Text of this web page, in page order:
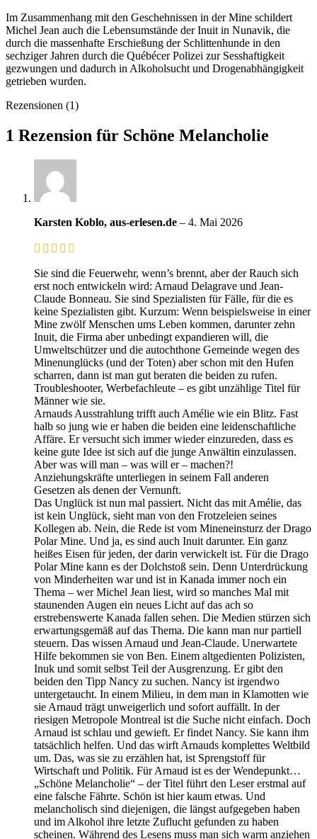
Im Zusammenhang mit den Geschehnissen in der Mine schildert
Michel Jean auch die Lebensumstände der Inuit in Nunavik, die
durch die massenhafte Erschießung der Schlittenhunde in den
sechziger Jahren durch die Québécer Polizei zur Sesshaftigkeit
gezwungen und dadurch in Alkoholsucht und Drogenabhängigkeit
getrieben wurden.
Rezensionen (1)
1 Rezension für Schöne Melancholie
Karsten Koblo, aus-erlesen.de – 4. Mai 2026
Sie sind die Feuerwehr, wenn’s brennt, aber der Rauch sich
erst noch entwickeln wird: Arnaud Delagrave und Jean-
Claude Bonneau. Sie sind Spezialisten für Fälle, für die es
keine Spezialisten gibt. Kurzum: Wenn beispielsweise in einer
Mine zwölf Menschen ums Leben kommen, darunter zehn
Inuit, die Firma aber unbedingt expandieren will, die
Umweltschützer und die autochthone Gemeinde wegen des
Minenunglücks (und der Toten) aber schon mit den Hufen
scharren, dann ist man gut beraten die beiden zu rufen.
Troubleshooter, Werbefachleute – es gibt unzählige Titel für
Männer wie sie.
Arnauds Ausstrahlung trifft auch Amélie wie ein Blitz. Fast
halb so jung wie er haben die beiden eine leidenschaftliche
Affäre. Er versucht sich immer wieder einzureden, dass es
keine gute Idee ist sich auf die junge Anwältin einzulassen.
Aber was will man – was will er – machen?!
Anziehungskräfte unterliegen in seinem Fall anderen
Gesetzen als denen der Vernunft.
Das Unglück ist nun mal passiert. Nicht das mit Amélie, das
ist kein Unglück, sieht man von den Frotzeleien seines
Kollegen ab. Nein, die Rede ist vom Mineneinsturz der Drago
Polar Mine. Und ja, es sind auch Inuit darunter. Ein ganz
heißes Eisen für jeden, der darin verwickelt ist. Für die Drago
Polar Mine kann es der Dolchstoß sein. Denn Unterdrückung
von Minderheiten war und ist in Kanada immer noch ein
Thema – wer Michel Jean liest, wird so manches Mal mit
staunenden Augen ein neues Licht auf das ach so
erstrebenswerte Kanada fallen sehen. Die Medien stürzen sich
erwartungsgemäß auf das Thema. Die kann man nur partiell
steuern. Das wissen Arnaud und Jean-Claude. Unerwartete
Hilfe bekommen sie von Ben. Einem altgedienten Polizisten,
Inuk und somit selbst Teil der Ausgrenzung. Er gibt den
beiden den Tipp Nancy zu suchen. Nancy ist irgendwo
untergetaucht. In einem Milieu, in dem man in Klamotten wie
sie Arnaud trägt unweigerlich und sofort auffällt. In der
riesigen Metropole Montreal ist die Suche nicht einfach. Doch
Arnaud ist schlau und gewieft. Er findet Nancy. Sie kann ihm
tatsächlich helfen. Und das wirft Arnauds komplettes Weltbild
um. Das, was sie zu erzählen hat, ist Sprengstoff für
Wirtschaft und Politik. Für Arnaud ist es der Wendepunkt…
„Schöne Melancholie“ – der Titel führt den Leser erstmal auf
eine falsche Fährte. Schön ist hier kaum etwas. Und
melancholisch sind diejenigen, die längst aufgegeben haben
und im Alkohol ihre letzte Zuflucht gefunden zu haben
scheinen. Während des Lesens muss man sich warm anziehen